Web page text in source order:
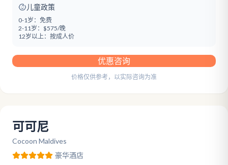
儿童政策
0-1岁： 免费
2-11岁： $575/晚
12岁以上： 按成人价
优惠咨询
价格仅供参考，以实际咨询为准
可可尼
Cocoon Maldives
豪华酒店